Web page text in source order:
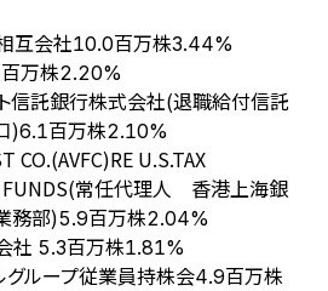
互会社10.0百万株3.44%
万株2.20%
信託銀行株式会社(退職給付信託
)6.1百万株2.10%
CO.(AVFC)RE U.S.TAX
FUNDS(常任代理人 香港上海銀
務部)5.9百万株2.04%
社 5.3百万株1.81%
グループ従業員持株会4.9百万株